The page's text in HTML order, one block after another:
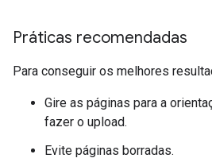
Práticas recomendadas
Para conseguir os melhores
Gire as páginas para a
fazer o upload.
Evite páginas borradas.